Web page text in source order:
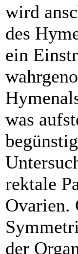
wird
des
ein
was
rektale
Ovarien.
der